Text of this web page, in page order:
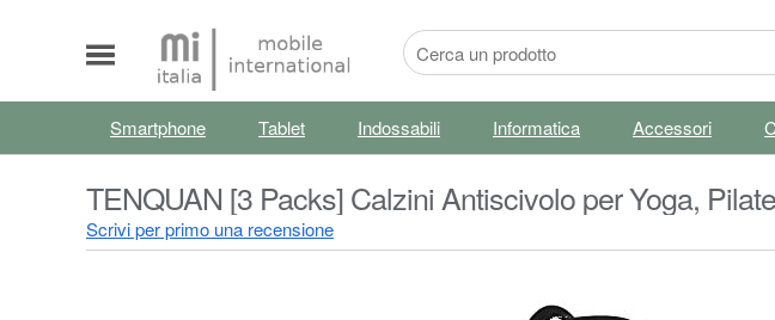
Smartphone Tablet Indossabili Informatica Accessori
TENQUAN [3 Packs] Calzini Antiscivolo per Yoga,
Sport
Scrivi per primo una recensione